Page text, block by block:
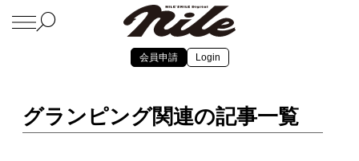
会員申請 Login
グランピング関連の記事一覧